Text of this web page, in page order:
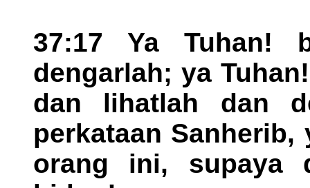
37:17 Ya Tuhan!
dengarlah; ya
dan lihatlah dan
perkataan
orang ini, supaya